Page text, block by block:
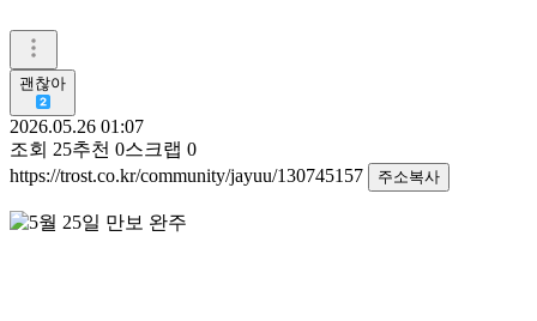
괜찮아
2026.05.26 01:07
조회 25추천 0스크랩 0
https://trost.co.kr/community/jayuu/130745157
주소복사